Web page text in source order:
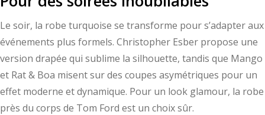
Le soir, la robe turquoise se transforme pour s’adapter aux
événements plus formels. Christopher Esber propose une
version drapée qui sublime la silhouette, tandis que Mango
et Rat & Boa misent sur des coupes asymétriques pour un
effet moderne et dynamique. Pour un look glamour, la robe
près du corps de Tom Ford est un choix sûr.